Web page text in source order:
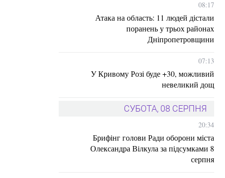
08:17
Атака на область: 11 людей дістали
поранень у трьох районах
Дніпропетровщини
07:13
У Кривому Розі буде +30, можливий
невеликий дощ
СУБОТА, 08 СЕРПНЯ
20:34
Брифінг голови Ради оборони міста
Олександра Вілкула за підсумками 8
серпня